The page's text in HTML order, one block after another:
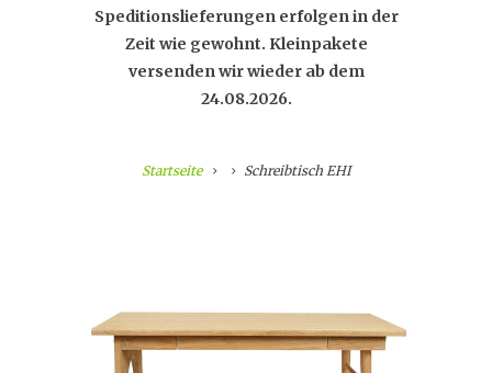
Speditionslieferungen erfolgen in der
Zeit wie gewohnt. Kleinpakete
versenden wir wieder ab dem
24.08.2026.
Startseite Schreibtisch EHI